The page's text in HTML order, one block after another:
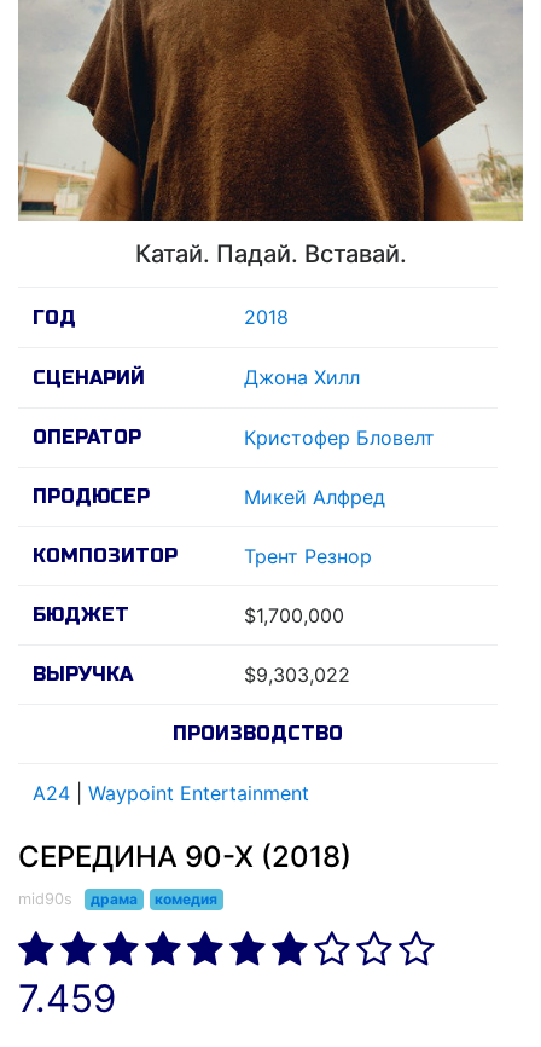
Катай. Падай. Вставай.
ГОД 2018
СЦЕНАРИЙ Джона Хилл
ОПЕРАТОР Кристофер Бловелт
ПРОДЮСЕР Микей Алфред
КОМПОЗИТОР Трент Резнор
БЮДЖЕТ $1,700,000
ВЫРУЧКА $9,303,022
ПРОИЗВОДСТВО
A24 Waypoint Entertainment
СЕРЕДИНА 90-Х (2018)
mid90s драма комедия
7.459